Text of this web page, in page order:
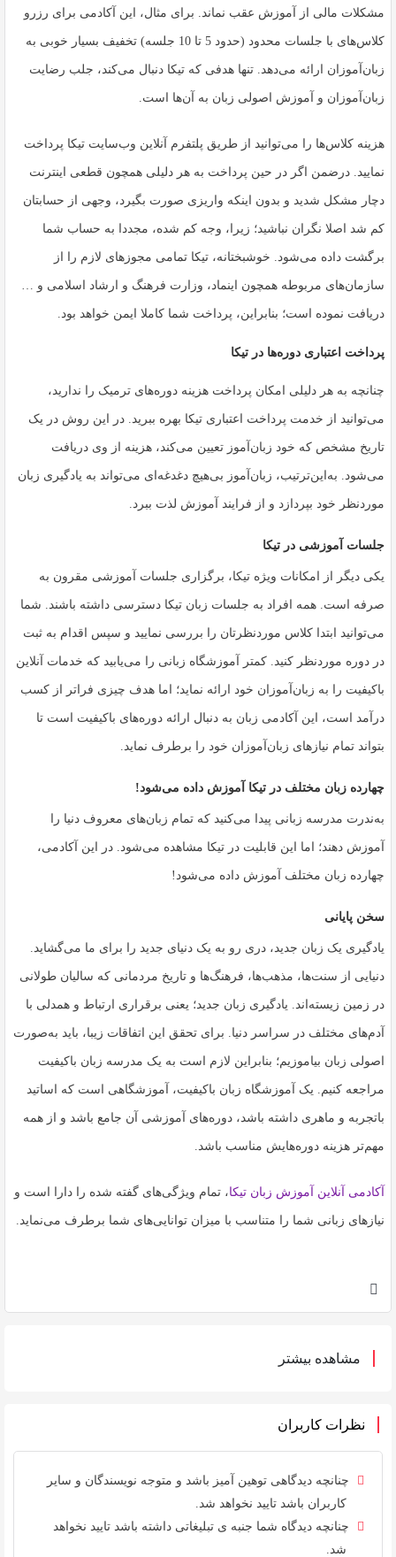
مشکلات مالی از آموزش عقب نماند. برای مثال، این آکادمی برای رزرو
کلاس‌های با جلسات محدود (حدود 5 تا 10 جلسه) تخفیف بسیار خوبی به
زبان‌آموزان ارائه می‌دهد. تنها هدفی که تیکا دنبال می‌کند، جلب رضایت
زبان‌آموزان و آموزش اصولی زبان به آن‌ها است.
هزینه کلاس‌ها را می‌توانید از طریق پلتفرم آنلاین وب‌سایت تیکا پرداخت
نمایید. درضمن اگر در حین پرداخت به هر دلیلی همچون قطعی اینترنت
دچار مشکل شدید و بدون اینکه واریزی صورت بگیرد، وجهی از حسابتان
کم شد اصلا نگران نباشید؛ زیرا، وجه کم شده، مجددا به حساب شما
برگشت داده می‌شود. خوشبختانه، تیکا تمامی مجوزهای لازم را از
سازمان‌های مربوطه همچون اینماد، وزارت فرهنگ و ارشاد اسلامی و …
دریافت نموده است؛ بنابراین، پرداخت شما کاملا ایمن خواهد بود.
پرداخت اعتباری دوره‌ها در تیکا
چنانچه به هر دلیلی امکان پرداخت هزینه دوره‌های ترمیک را ندارید،
می‌توانید از خدمت پرداخت اعتباری تیکا بهره ببرید. در این روش در یک
تاریخ مشخص که خود زبان‌آموز تعیین می‌کند، هزینه از وی دریافت
می‌شود. به‌این‌ترتیب، زبان‌آموز بی‌هیچ دغدغه‌ای می‌تواند به یادگیری زبان
موردنظر خود بپردازد و از فرایند آموزش لذت ببرد.
جلسات آموزشی در تیکا
یکی دیگر از امکانات ویژه تیکا، برگزاری جلسات آموزشی مقرون به
صرفه است. همه افراد به جلسات زبان تیکا دسترسی داشته باشند. شما
می‌توانید ابتدا کلاس موردنظرتان را بررسی نمایید و سپس اقدام به ثبت
در دوره موردنظر کنید. کمتر آموزشگاه زبانی را می‌یابید که خدمات آنلاین
باکیفیت را به زبان‌آموزان خود ارائه نماید؛ اما هدف چیزی فراتر از کسب
درآمد است، این آکادمی زبان به دنبال ارائه دوره‌های باکیفیت است تا
بتواند تمام نیازهای زبان‌آموزان خود را برطرف نماید.
چهارده زبان مختلف در تیکا آموزش داده می‌شود!
به‌ندرت مدرسه زبانی پیدا می‌کنید که تمام زبان‌های معروف دنیا را
آموزش دهند؛ اما این قابلیت در تیکا مشاهده می‌شود. در این آکادمی،
چهارده زبان مختلف آموزش داده می‌شود!
سخن پایانی
یادگیری یک زبان جدید، دری رو به یک دنیای جدید را برای ما می‌گشاید.
دنیایی از سنت‌ها، مذهب‌ها، فرهنگ‌ها و تاریخ مردمانی که سالیان طولانی
در زمین زیسته‌اند. یادگیری زبان جدید؛ یعنی برقراری ارتباط و همدلی با
آدم‌های مختلف در سراسر دنیا. برای تحقق این اتفاقات زیبا، باید به‌صورت
اصولی زبان بیاموزیم؛ بنابراین لازم است به یک مدرسه زبان باکیفیت
مراجعه کنیم. یک آموزشگاه زبان باکیفیت، آموزشگاهی است که اساتید
باتجربه و ماهری داشته باشد، دوره‌های آموزشی آن جامع باشد و از همه
مهم‌تر هزینه دوره‌هایش مناسب باشد.
آکادمی آنلاین آموزش زبان تیکا، تمام ویژگی‌های گفته شده را دارا است و
نیازهای زبانی شما را متناسب با میزان توانایی‌های شما برطرف می‌نماید.
مشاهده بیشتر
نظرات کاربران
چنانچه دیدگاهی توهین آمیز باشد و متوجه نویسندگان و سایر
کاربران باشد تایید نخواهد شد.
چنانچه دیدگاه شما جنبه ی تبلیغاتی داشته باشد تایید نخواهد
شد.